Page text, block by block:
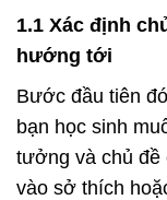
1.1 Xác định
hướng tới
Bước đầu tiên
bạn học sinh
tưởng và chủ đề
vào sở thích